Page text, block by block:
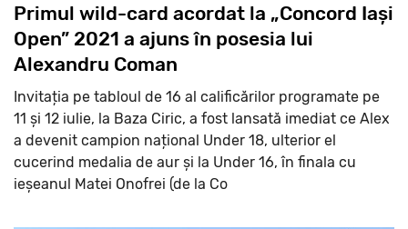
Primul wild-card acordat la „Concord Iași
Open” 2021 a ajuns în posesia lui
Alexandru Coman
Invitația pe tabloul de 16 al calificărilor programate pe
11 și 12 iulie, la Baza Ciric, a fost lansată imediat ce Alex
a devenit campion național Under 18, ulterior el
cucerind medalia de aur și la Under 16, în finala cu
ieșeanul Matei Onofrei (de la Co